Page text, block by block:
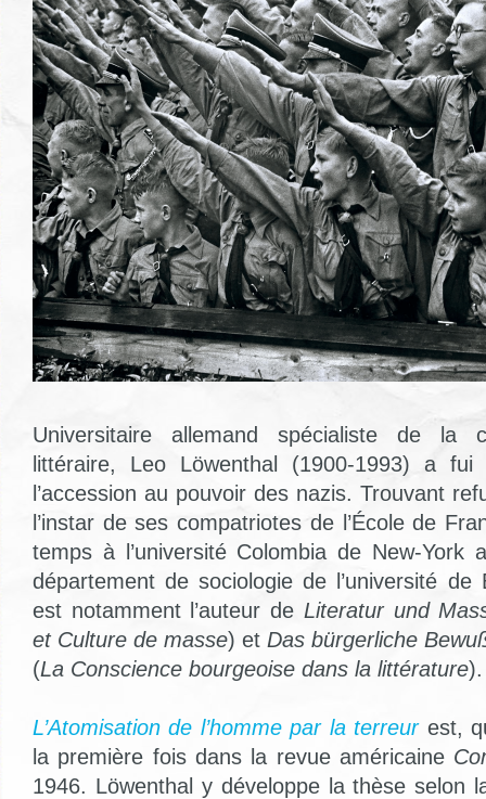
Universitaire allemand spécialiste de la
littéraire, Leo Löwenthal (1900-1993) a fui
l’accession au pouvoir des nazis. Trouvant
l’instar de ses compatriotes de l’École de
temps à l’université Colombia de New-York
département de sociologie de l’université
est notamment l’auteur de Literatur und
et Culture de masse) et Das bürgerliche
(La Conscience bourgeoise dans la littérature).
L’Atomisation de l’homme par la terreurest,
la première fois dans la revue américaine
1946. Löwenthal y développe la thèse selon